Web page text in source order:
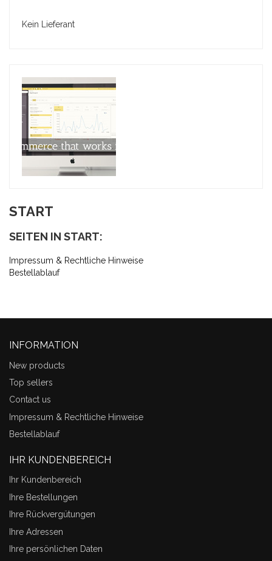
Kein Lieferant
START
SEITEN IN START:
Impressum & Rechtliche Hinweise
Bestellablauf
INFORMATION
New products
Top sellers
Contact us
Impressum & Rechtliche Hinweise
Bestellablauf
IHR KUNDENBEREICH
Ihr Kundenbereich
Ihre Bestellungen
Ihre Rückvergütungen
Ihre Adressen
Ihre persönlichen Daten